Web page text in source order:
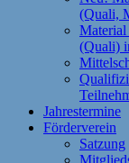
(Quali,
Material
(Quali)
Jahrestermine
Förderverein
Satzung